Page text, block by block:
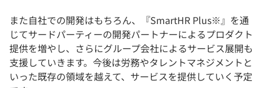
また自社での開発はもちろん、『SmartHR Plus※』を通
じてサードパーティーの開発パートナーによるプロダクト
提供を増やし、さらにグループ会社によるサービス展開も
支援していきます。今後は労務やタレントマネジメントと
いった既存の領域を越えて、サービスを提供していく予定